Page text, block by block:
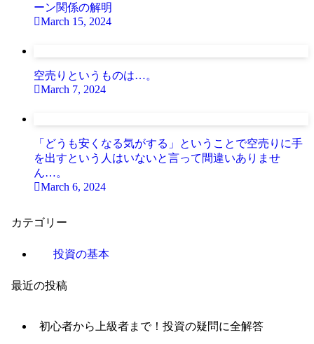
ーン関係の解明
March 15, 2024
空売りというものは…。
March 7, 2024
「どうも安くなる気がする」ということで空売りに手
を出すという人はいないと言って間違いありませ
ん…。
March 6, 2024
カテゴリー
投資の基本
最近の投稿
初心者から上級者まで！投資の疑問に全解答